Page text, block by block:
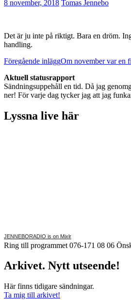
8 november, 2018 Tomas Jennebo
Det är ju inte på riktigt. Bara en dröm.
handling.
Inläggsnavigering
Föregående inläggOm november var
Aktuell statusrapport
Sändningsuppehåll en tid. Då jag
ner! För varje dag tycker jag att jag
Lyssna live här
JENNEBORADIO is on Mixlr
Ring till programmet 076-171 08 06
Arkivet. Nytt utseende!
Här finns tidigare sändningar.
Ta mig till arkivet!